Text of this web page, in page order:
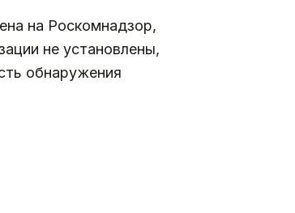
на Роскомнадзор,
не установлены,
обнаружения